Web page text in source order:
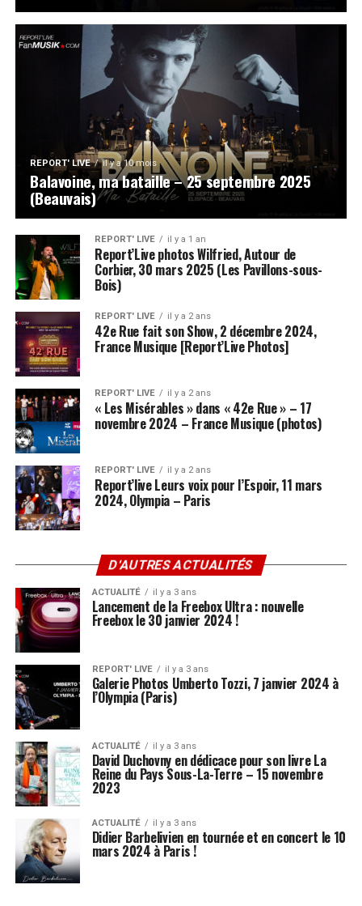
REPORT' LIVE il y a 10 mois
Balavoine, ma bataille – 25 septembre 2025
(Beauvais)
REPORT' LIVE il y a 1 an
Report’Live photos Wilfried, Autour de
Corbier, 30 mars 2025 (Les Pavillons-sous-
Bois)
REPORT' LIVE il y a 2 ans
42e Rue fait son Show, 2 décembre 2024,
France Musique [Report’Live Photos]
REPORT' LIVE il y a 2 ans
« Les Misérables » dans « 42e Rue » – 17
novembre 2024 – France Musique (photos)
REPORT' LIVE il y a 2 ans
Report’live Leurs voix pour l’Espoir, 11 mars
2024, Olympia – Paris
D'AUTRES ACTUALITÉS
ACTUALITÉ il y a 3 ans
Lancement de la Freebox Ultra : nouvelle
Freebox le 30 janvier 2024 !
REPORT' LIVE il y a 3 ans
Galerie Photos Umberto Tozzi, 7 janvier 2024 à
l’Olympia (Paris)
ACTUALITÉ il y a 3 ans
David Duchovny en dédicace pour son livre La
Reine du Pays Sous-La-Terre – 15 novembre
2023
ACTUALITÉ il y a 3 ans
Didier Barbelivien en tournée et en concert le 10
mars 2024 à Paris !